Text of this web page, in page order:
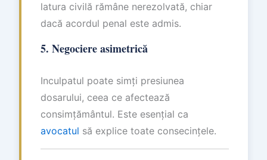
latura civilă rămâne nerezolvată, chiar
dacă acordul penal este admis.
5. Negociere asimetrică
Inculpatul poate simți presiunea
dosarului, ceea ce afectează
consimțământul. Este esențial ca
avocatul să explice toate consecințele.